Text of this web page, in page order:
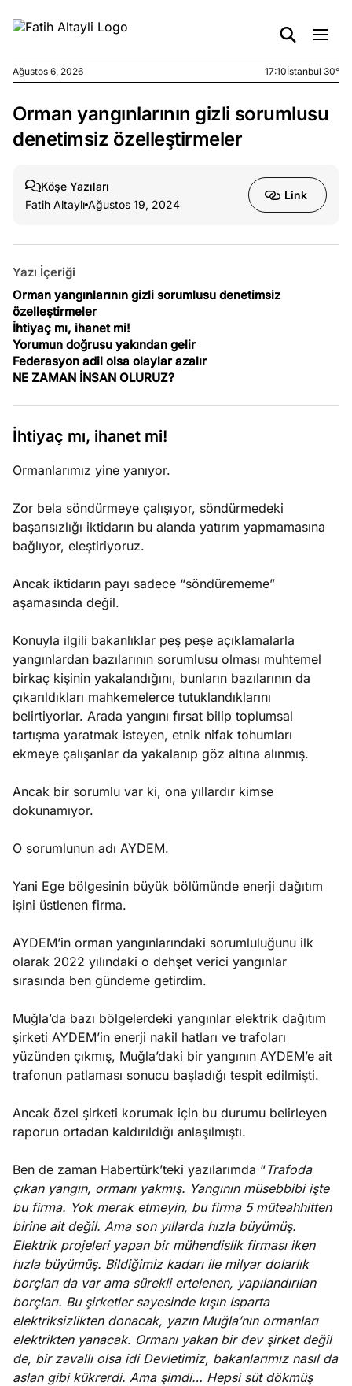
Ağustos
6, 2026
5, 2026
stok
caiz
Ağustos
4, 2026
umutlu
ister
Köşe
Ağustos 6, 2026 17:10İstanbul 30°
Orman yangınlarının gizli sorumlusu
denetimsiz özelleştirmeler
Köşe Yazıları
Fatih Altaylı Ağustos 19, 2024
Link
Yazı İçeriği
Orman yangınlarının gizli sorumlusu denetimsiz
özelleştirmeler
İhtiyaç mı, ihanet mi!
Yorumun doğrusu yakından gelir
Federasyon adil olsa olaylar azalır
NE ZAMAN İNSAN OLURUZ?
İhtiyaç mı, ihanet mi!
Ormanlarımız yine yanıyor.
Zor bela söndürmeye çalışıyor, söndürmedeki
başarısızlığı iktidarın bu alanda yatırım yapmamasına
bağlıyor, eleştiriyoruz.
Ancak iktidarın payı sadece “söndürememe”
aşamasında değil.
Konuyla ilgili bakanlıklar peş peşe açıklamalarla
yangınlardan bazılarının sorumlusu olması muhtemel
birkaç kişinin yakalandığını, bunların bazılarının da
çıkarıldıkları mahkemelerce tutuklandıklarını
belirtiyorlar. Arada yangını fırsat bilip toplumsal
tartışma yaratmak isteyen, etnik nifak tohumları
ekmeye çalışanlar da yakalanıp göz altına alınmış.
Ancak bir sorumlu var ki, ona yıllardır kimse
dokunamıyor.
O sorumlunun adı AYDEM.
Yani Ege bölgesinin büyük bölümünde enerji dağıtım
işini üstlenen firma.
AYDEM’in orman yangınlarındaki sorumluluğunu ilk
olarak 2022 yılındaki o dehşet verici yangınlar
sırasında ben gündeme getirdim.
Muğla’da bazı bölgelerdeki yangınlar elektrik dağıtım
şirketi AYDEM’in enerji nakil hatları ve trafoları
yüzünden çıkmış, Muğla’daki bir yangının AYDEM’e ait
trafonun patlaması sonucu başladığı tespit edilmişti.
Ancak özel şirketi korumak için bu durumu belirleyen
raporun ortadan kaldırıldığı anlaşılmıştı.
Ben de zaman Habertürk’teki yazılarımda “Trafoda
çıkan yangın, ormanı yakmış. Yangının müsebbibi işte
bu firma. Yok merak etmeyin, bu firma 5 müteahhitten
birine ait değil. Ama son yıllarda hızla büyümüş.
Elektrik projeleri yapan bir mühendislik firması iken
hızla büyümüş. Bildiğimiz kadarı ile milyar dolarlık
borçları da var ama sürekli ertelenen, yapılandırılan
borçları. Bu şirketler sayesinde kışın Isparta
elektriksizlikten donacak, yazın Muğla’nın ormanları
elektrikten yanacak. Ormanı yakan bir dev şirket değil
de, bir zavallı olsa idi Devletimiz, bakanlarımız nasıl da
aslan gibi kükrerdi. Ama şimdi… Hepsi süt dökmüş